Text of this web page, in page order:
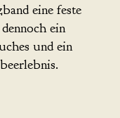
eine feste
ein
und ein